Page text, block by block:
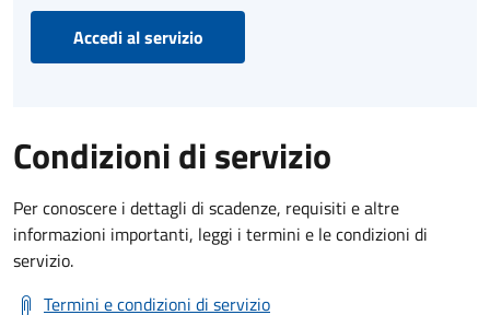
Accedi al servizio
Condizioni di servizio
Per conoscere i dettagli di scadenze, requisiti e altre
informazioni importanti, leggi i termini e le condizioni di
servizio.
Termini e condizioni di servizio